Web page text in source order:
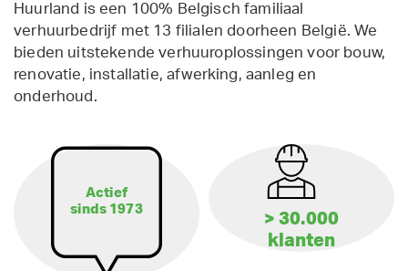
Huurland is een 100% Belgisch familiaal
verhuurbedrijf met 13 filialen doorheen België. We
bieden uitstekende verhuuroplossingen voor bouw,
renovatie, installatie, afwerking, aanleg en
onderhoud.
Actief
sinds 1973
> 30.000
klanten